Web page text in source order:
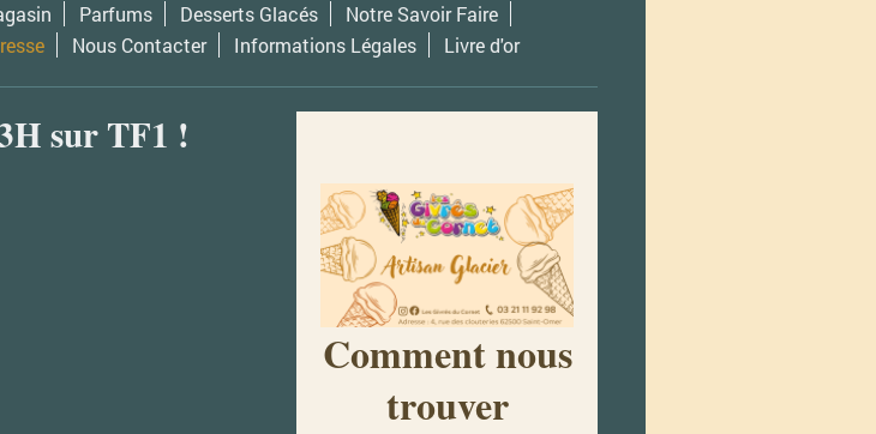
Parfums Desserts Glacés
Notre Savoir Faire
Nous Contacter Informations Légales Livre d'or
sur TF1 !
Comment nous
trouver